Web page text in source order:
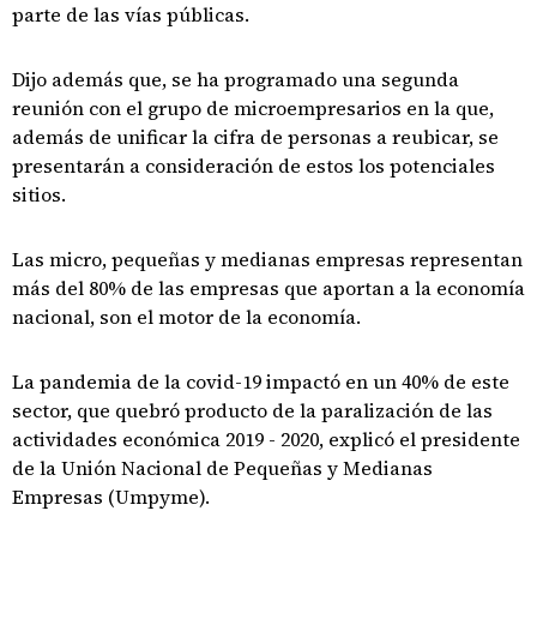
parte de las vías públicas.
Dijo además que, se ha programado una segunda
reunión con el grupo de microempresarios en la que,
además de unificar la cifra de personas a reubicar, se
presentarán a consideración de estos los potenciales
sitios.
Las micro, pequeñas y medianas empresas representan
más del 80% de las empresas que aportan a la economía
nacional, son el motor de la economía.
La pandemia de la covid-19 impactó en un 40% de este
sector, que quebró producto de la paralización de las
actividades económica 2019 - 2020, explicó el presidente
de la Unión Nacional de Pequeñas y Medianas
Empresas (Umpyme).